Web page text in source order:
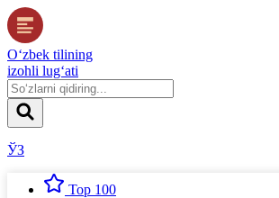
O‘zbek tilining
izohli lug‘ati
ЎЗ
Top 100